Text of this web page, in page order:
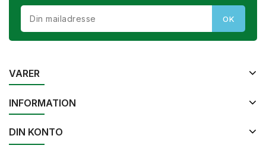
VARER
INFORMATION
DIN KONTO